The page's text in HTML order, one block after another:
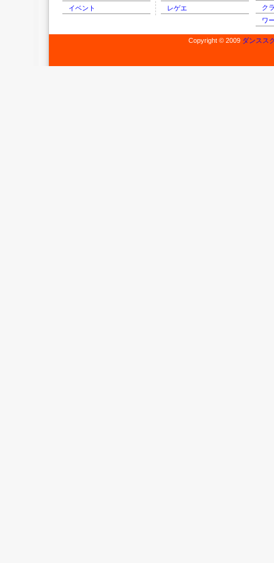
イベント レゲエ
ク
ワ
Copyright © 2009 ダンスス